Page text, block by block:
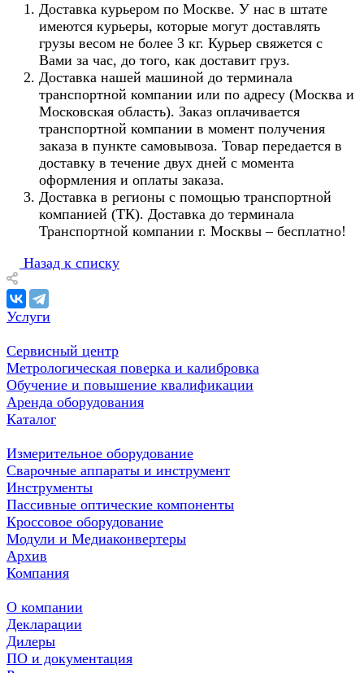
Доставка курьером по Москве. У нас в штате
имеются курьеры, которые могут доставлять
грузы весом не более 3 кг. Курьер свяжется с
Вами за час, до того, как доставит груз.
Доставка нашей машиной до терминала
транспортной компании или по адресу (Москва и
Московская область). Заказ оплачивается
транспортной компании в момент получения
заказа в пункте самовывоза. Товар передается в
доставку в течение двух дней с момента
оформления и оплаты заказа.
Доставка в регионы с помощью транспортной
компанией (ТК). Доставка до терминала
Транспортной компании г. Москвы – бесплатно!
Назад к списку
Услуги
Сервисный центр
Метрологическая поверка и калибровка
Обучение и повышение квалификации
Аренда оборудования
Каталог
Измерительное оборудование
Сварочные аппараты и инструмент
Инструменты
Пассивные оптические компоненты
Кроссовое оборудование
Модули и Медиаконвертеры
Архив
Компания
О компании
Декларации
Дилеры
ПО и документация